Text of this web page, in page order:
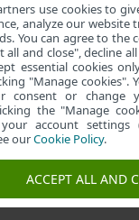
识库 ESET 论坛ESET
s r.o. - 保留所有
use cookies to
analyze our website
You can agree to the
all and close", decline
essential cookies
"Manage cookies".
consent or change
the "Manage
account settings
ourCookie Policy.
ACCEPT ALL AND